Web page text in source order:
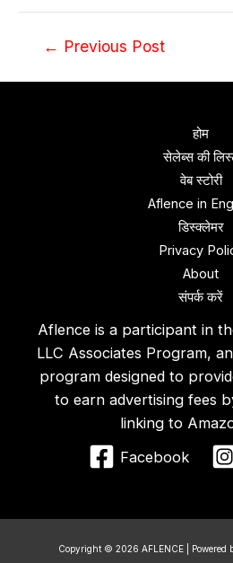
Post← Previous Post
होम
सेलेब्स की
वेब स्‍टोरी
Aflence in
डिस्‍क्‍लेमर
Privacy
About
संपर्क करें
Aflence is a participant in
LLC Associates Program,
program designed to
to earn advertising fees
linking to
Facebook
Copyright © 2026 AFLENCE | Powered